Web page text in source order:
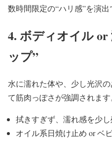
数時間限定の“ハリ感”を演出
4. ボディオイル
ップ”
水に濡れた体や、少し光沢の
て筋肉っぽさが強調されます
拭きすぎず、濡れ感を少
オイル系日焼け止め or ベ